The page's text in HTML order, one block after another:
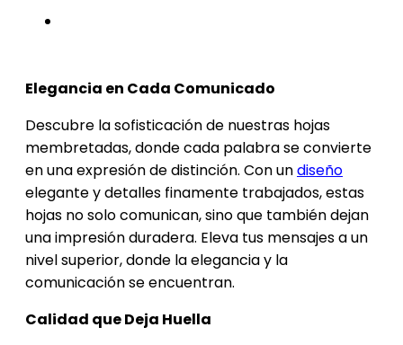
Elegancia en Cada Comunicado
Descubre la sofisticación de nuestras hojas
membretadas, donde cada palabra se convierte
en una expresión de distinción. Con undiseño
elegante y detalles finamente trabajados, estas
hojas no solo comunican, sino que también dejan
una impresión duradera. Eleva tus mensajes a un
nivel superior, donde la elegancia y la
comunicación se encuentran.
Calidad que Deja Huella